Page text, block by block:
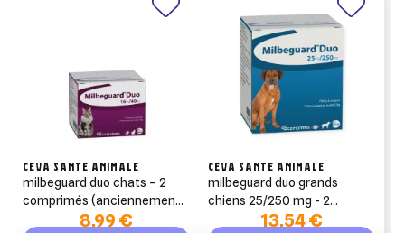
CEVA SANTE ANIMALE
milbeguard duo chats – 2
comprimés (anciennement
milbactor)8,99 €
CEVA SANTE ANIMALE
milbeguard duo grands
chiens 25/250 mg - 2
comprimés13,54 €